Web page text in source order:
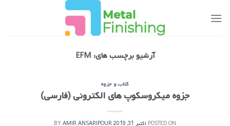
آرشیو برچسب های: EFM
کتاب و جزوه
جزوه میکروسکوپ های الکترونی (فارسی)
POSTED ON اکتبر 31, 2019 BYAMIR ANSARIPOUR